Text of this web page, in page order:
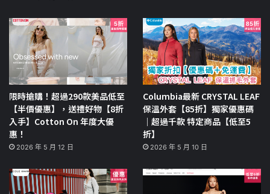
限時搶購！超過290款美品低至
【半價優惠】，送禮好物【8折
入手】Cotton On 年度大優
惠！
2026 年 5 月 12 日
Columbia最新 CRYSTAL LEAF
保溫外套【85折】獨家優惠碼
｜超過千款 特定商品【低至5
折】
2026 年 5 月 10 日